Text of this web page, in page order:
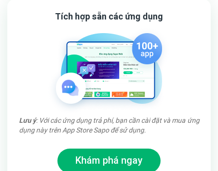
tại đây
Tích hợp sẵn các ứng dụng
Lưu ý: Với các ứng dụng trả phí, bạn cần cài đặt và mua ứng
dụng này trên App Store Sapo để sử dụng.
Khám phá ngay